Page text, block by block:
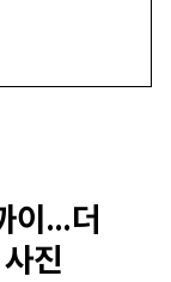
이…더
진